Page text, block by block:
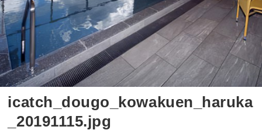
icatch_dougo_kowakuen_haruka
_20191115.jpg